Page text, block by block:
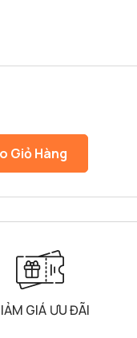
Giỏ Hàng
GIÁ ƯU ĐÃI